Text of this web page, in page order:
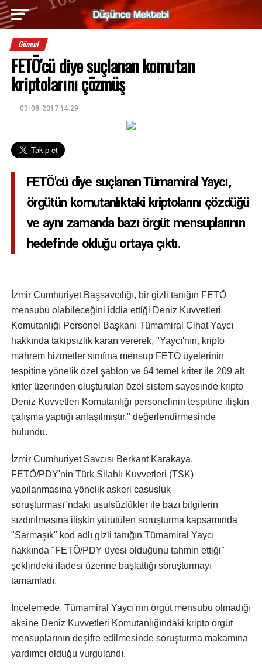
Güncel
FETÖ'cü diye suçlanan komutan
kriptolarını çözmüş
03-08-2017 14:29
FETÖ'cü diye suçlanan Tümamiral Yaycı,
örgütün komutanlıktaki kriptolarını çözdüğü
ve aynı zamanda bazı örgüt mensuplarının
hedefinde olduğu ortaya çıktı.
İzmir Cumhuriyet Başsavcılığı, bir gizli tanığın FETÖ
mensubu olabileceğini iddia ettiği Deniz Kuvvetleri
Komutanlığı Personel Başkanı Tümamiral Cihat Yaycı
hakkında takipsizlik kararı vererek, "Yaycı'nın, kripto
mahrem hizmetler sınıfına mensup FETÖ üyelerinin
tespitine yönelik özel şablon ve 64 temel kriter ile 209 alt
kriter üzerinden oluşturulan özel sistem sayesinde kripto
Deniz Kuvvetleri Komutanlığı personelinin tespitine ilişkin
çalışma yaptığı anlaşılmıştır." değerlendirmesinde
bulundu.
İzmir Cumhuriyet Savcısı Berkant Karakaya,
FETÖ/PDY'nin Türk Silahlı Kuvvetleri (TSK)
yapılanmasına yönelik askeri casusluk
soruşturması"ndaki usulsüzlükler ile bazı bilgilerin
sızdırılmasına ilişkin yürütülen soruşturma kapsamında
"Sarmaşık" kod adlı gizli tanığın Tümamiral Yaycı
hakkında "FETÖ/PDY üyesi olduğunu tahmin ettiği"
şeklindeki ifadesi üzerine başlattığı soruşturmayı
tamamladı.
İncelemede, Tümamiral Yaycı'nın örgüt mensubu olmadığı
aksine Deniz Kuvvetleri Komutanlığındaki kripto örgüt
mensuplarının deşifre edilmesinde soruşturma makamına
yardımcı olduğu vurgulandı.